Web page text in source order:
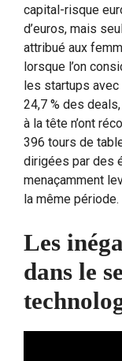
capital-risque
d’euros, mais
attribué aux
lorsque l’on
les startups
24,7 % des
à la tête n’ont
396 tours de
dirigées par des
menaçamment
la même période.
Les
dans le